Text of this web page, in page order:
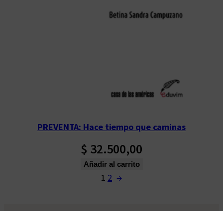
PREVENTA: Hace tiempo que caminas
$ 32.500,00
Añadir al carrito
1 2 →